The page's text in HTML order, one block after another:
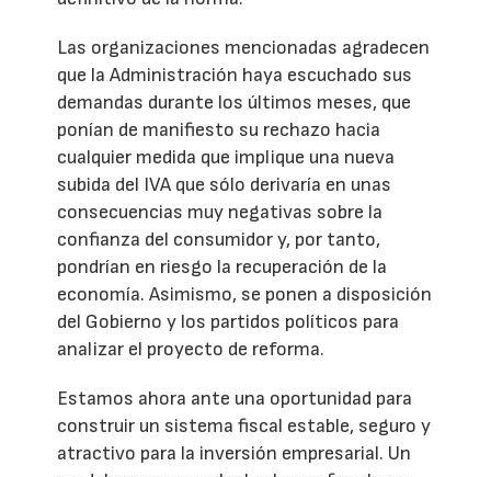
Las organizaciones mencionadas agradecen
que la Administración haya escuchado sus
demandas durante los últimos meses, que
ponían de manifiesto su rechazo hacia
cualquier medida que implique una nueva
subida del IVA que sólo derivaría en unas
consecuencias muy negativas sobre la
confianza del consumidor y, por tanto,
pondrían en riesgo la recuperación de la
economía. Asimismo, se ponen a disposición
del Gobierno y los partidos políticos para
analizar el proyecto de reforma.
Estamos ahora ante una oportunidad para
construir un sistema fiscal estable, seguro y
atractivo para la inversión empresarial. Un